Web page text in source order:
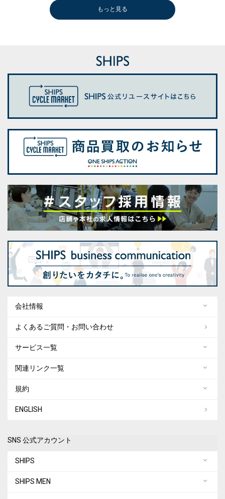
もっと見る
会社情報
よくあるご質問・お問い合わせ
サービス一覧
関連リンク一覧
規約
ENGLISH
SNS 公式アカウント
SHIPS
SHIPS MEN